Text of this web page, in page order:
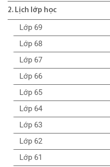
2. Lịch lớp học
Lớp 69
Lớp 68
Lớp 67
Lớp 66
Lớp 65
Lớp 64
Lớp 63
Lớp 62
Lớp 61